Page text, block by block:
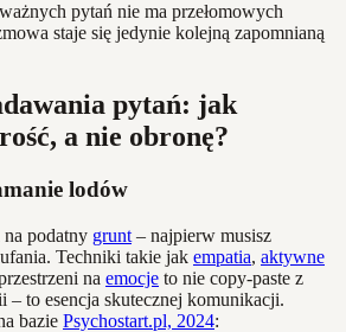
pytań nie ma przełomowych
staje się jedynie kolejną zapomnianą
pytań: jak
a nie obronę?
lodów
podatny grunt – najpierw musisz
Techniki takie jak empatia, aktywne
na emocje to nie copy-paste z
– to esencja skutecznej komunikacji.
bazie Psychostart.pl, 2024: